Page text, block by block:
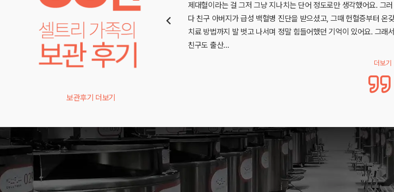
보관후기 더보기
저 그냥 지나치는 단어 정도로만 생각했어요. 그러
벗고 나서며 정말 힘들어했던 기억이 있어요. 그래서
아이를 갖게 되는 순간부터 부모의 걱정은 시작됩니다. 그리고 단 하나
의 소원을 빌게 됩니다. “제발, 건강한 아이가 태어나게 해주세요.” 제
조카와 친한 친구의 아이는 장애를 가지고 있습니다. 그래서 아이를 품
은 순간부터…
더보기